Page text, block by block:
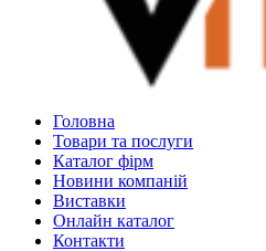
Головна
Товари та послуги
Каталог фірм
Новини компаній
Виставки
Онлайн каталог
Контакти